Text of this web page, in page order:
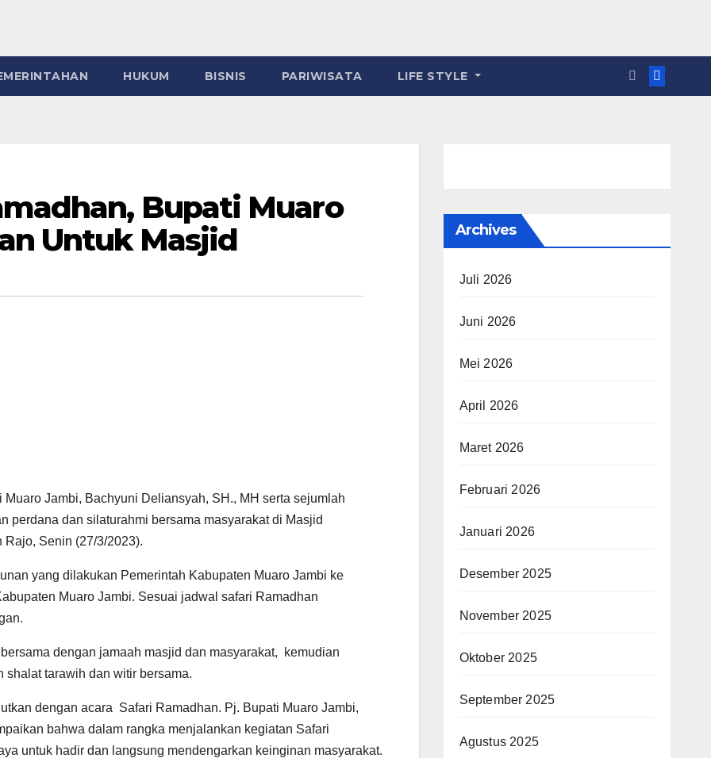
HUKUM BISNIS PARIWISATA LIFE STYLE
Bupati Muaro
Untuk Masjid
Muaro Jambi, Bachyuni Deliansyah, SH., MH serta sejumlah
perdana dan silaturahmi bersama masyarakat di Masjid
Rajo, Senin (27/3/2023).
yang dilakukan Pemerintah Kabupaten Muaro Jambi ke
Muaro Jambi. Sesuai jadwal safari Ramadhan
dengan jamaah masjid dan masyarakat, kemudian
shalat tarawih dan witir bersama.
dengan acara Safari Ramadhan. Pj. Bupati Muaro Jambi,
bahwa dalam rangka menjalankan kegiatan Safari
untuk hadir dan langsung mendengarkan keinginan masyarakat.
Archives
Juli 2026
Juni 2026
Mei 2026
April 2026
Maret 2026
Februari 2026
Januari 2026
Desember 2025
November 2025
Oktober 2025
September 2025
Agustus 2025